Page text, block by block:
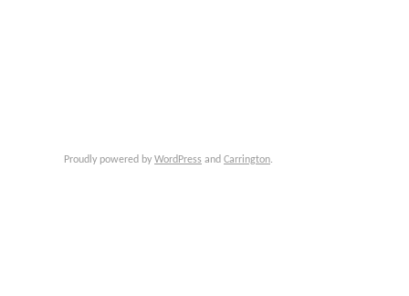
Proudly powered by WordPress and Carrington.